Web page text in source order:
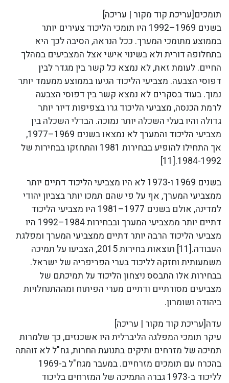
תומכים[עריכת קוד מקור | עריכה]
בשנים 1969–1992 היו תומכי הליכוד צעירים יותר
בממוצע מתומכי המערך. ככל הנראה, הסיבה לכך היא
בתחלופה דורית ולא בשינוי אישי אצל המצביעים במהלך
החיים. לעומת זאת, לא נמצא כל קשר בין מגדר לבין
דפוסי הצבעה. מצביעי הליכוד הגיעו בממוצע ממעמד יותר
נמוך. בעוד בסקרים לא נמצא קשר בין דפוסי הצבעה
לרמת הכנסה, מצביעי הליכוד גרו בצפיפות דיור יותר
גדולה והיו בעלי השכלה יותר נמוכה. הבדלי השכלה בין
מצביעי הליכוד והמערך לא נמצאו בשנים 1969–1977,
אך התחילו להופיע בבחירות 1981 והתחזקו בבחירות של
1984-1992.[11]
בשנים 1969 ו-1973 לא היו מצביעי הליכוד דתיים יותר
ממצביעי המערך, אף על פי שהם תמכו יותר בצביון יהודי
למדינה, אולם בשנים 1977–1981 היו מצביעי הליכוד
דתיים יותר ממצביעי המערך ובבחירות 1984–1992 היו
מצביעי הליכוד הרבה יותר דתיים ממצביעי המערך ומפלגת
העבודה.[11] תוצאות בחירות 2015, הצביעו על תמיכה
משמעותית וחזקה לליכוד בערי הפריפריה של ישראל.
בבחירות אלו התבסס ניצחון הליכוד על תמיכתם של
מצביעים מסורתיים ודתיים מערי הפיתוח ומההתנחלויות
ביהודה ושומרון.
עדה[עריכת קוד מקור | עריכה]
עיקר תומכי המפלגה הליברלית היו אשכנזים, כך שלמרות
תמיכה של מזרחים ותיקים בתנועת החרות, גח"ל לא זוהתה
בהכרח עם תומכים מזרחיים. במעבר מגח"ל ב-1969
לליכוד ב-1973 גברה התמיכה של המזרחים בליכוד